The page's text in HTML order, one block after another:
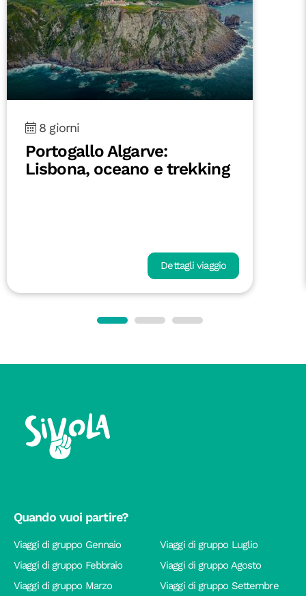
8 giorni
Portogallo Algarve:
Lisbona, oceano e trekking
Dettagli viaggio
Quando vuoi partire?
Viaggi di gruppo Gennaio
Viaggi di gruppo Febbraio
Viaggi di gruppo Marzo
Viaggi di gruppo Luglio
Viaggi di gruppo Agosto
Viaggi di gruppo Settembre